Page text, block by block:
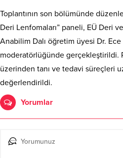
Toplantının son bölümünde
Deri Lenfomaları” paneli, EÜ Deri
Anabilim Dalı öğretim üyesi Dr. Ece
moderatörlüğünde gerçekleştirildi.
üzerinden tanı ve tedavi süreçleri
değerlendirildi.
Yorumlar